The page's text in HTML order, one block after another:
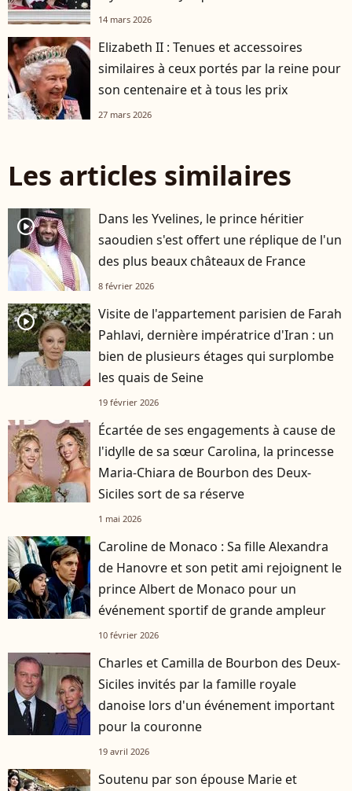
14 mars 2026
Elizabeth II : Tenues et accessoires
similaires à ceux portés par la reine pour
son centenaire et à tous les prix
27 mars 2026
Les articles similaires
player2
Dans les Yvelines, le prince héritier
saoudien s'est offert une réplique de l'un
des plus beaux châteaux de France
8 février 2026
player2
Visite de l'appartement parisien de Farah
Pahlavi, dernière impératrice d'Iran : un
bien de plusieurs étages qui surplombe
les quais de Seine
19 février 2026
Écartée de ses engagements à cause de
l'idylle de sa sœur Carolina, la princesse
Maria-Chiara de Bourbon des Deux-
Siciles sort de sa réserve
1 mai 2026
Caroline de Monaco : Sa fille Alexandra
de Hanovre et son petit ami rejoignent le
prince Albert de Monaco pour un
événement sportif de grande ampleur
10 février 2026
Charles et Camilla de Bourbon des Deux-
Siciles invités par la famille royale
danoise lors d'un événement important
pour la couronne
19 avril 2026
Soutenu par son épouse Marie et